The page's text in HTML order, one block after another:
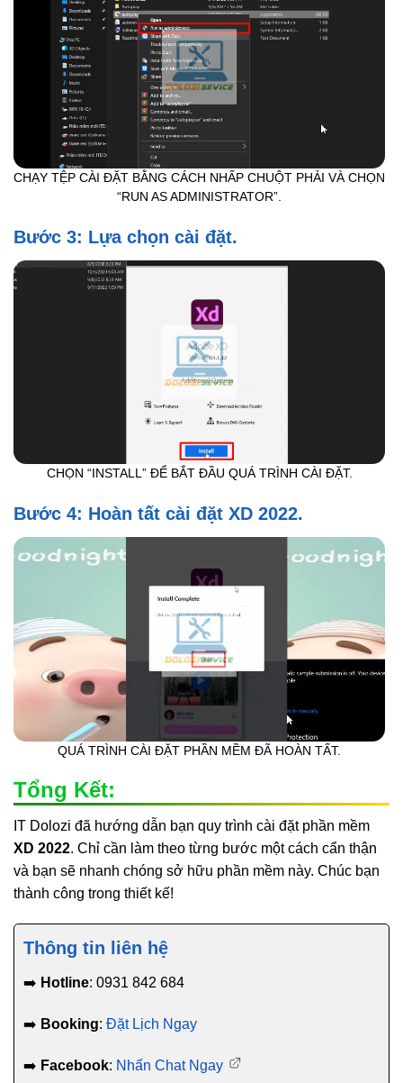
CHẠY TỆP CÀI ĐẶT BẰNG CÁCH NHẤP CHUỘT PHẢI VÀ CHỌN
“RUN AS ADMINISTRATOR”.
Bước 3: Lựa chọn cài đặt.
CHỌN “INSTALL” ĐỂ BẮT ĐẦU QUÁ TRÌNH CÀI ĐẶT.
Bước 4: Hoàn tất cài đặt XD 2022.
QUÁ TRÌNH CÀI ĐẶT PHẦN MỀM ĐÃ HOÀN TẤT.
Tổng Kết:
IT Dolozi đã hướng dẫn bạn quy trình cài đặt phần mềm
XD 2022. Chỉ cần làm theo từng bước một cách cẩn thận
và bạn sẽ nhanh chóng sở hữu phần mềm này. Chúc bạn
thành công trong thiết kế!
Thông tin liên hệ
➡️ Hotline: 0931 842 684
➡️ Booking: Đặt Lịch Ngay
➡️ Facebook: Nhấn Chat Ngay